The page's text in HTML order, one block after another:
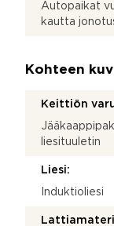
Autopaikat
kautta
Kohteen
Keittiön
liesituuletin
Liesi:
Induktioliesi